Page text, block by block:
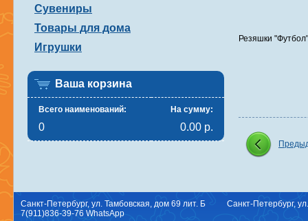
Сувениры
Товары для дома
Игрушки
Ваша корзина
Всего наименований:
0
На сумму:
0.00 р.
Резяшки
Санкт-Петербург, ул. Тамбовская, дом 69 лит. Б
7(911)836-39-76 WhatsApp
Санкт-Петербург,